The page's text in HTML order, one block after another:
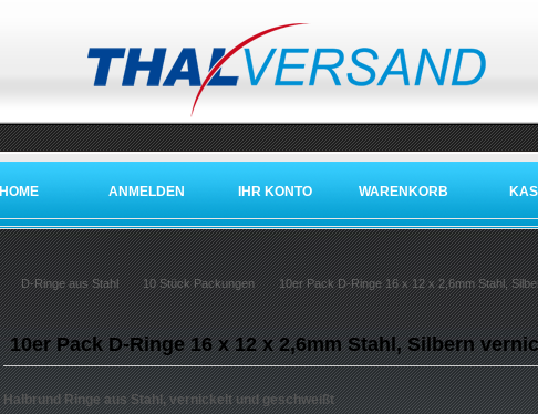
HOME ANMELDEN IHR KONTO WARENKORB
D-Ringe aus Stahl 10 Stück Packungen 10er Pack D-Ringe 16 x 12 x 2,6mm Stahl,
10er Pack D-Ringe 16 x 12 x 2,6mm Stahl, Silbern
Halbrund Ringe aus Stahl, vernickelt und geschweißt